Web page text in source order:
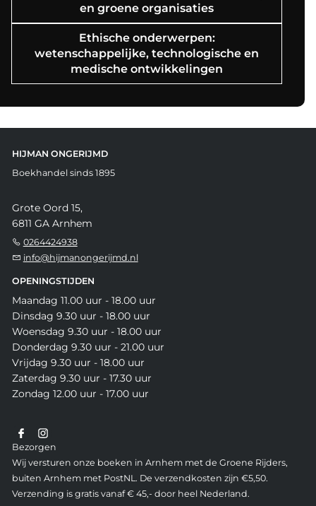
en groene organisaties
Ethische onderwerpen:
wetenschappelijke, technologische en
medische ontwikkelingen
HIJMAN ONGERIJMD
Boekhandel sinds 1895
Grote Oord 15,
6811 GA Arnhem
0264424938
info@hijmanongerijmd.nl
OPENINGSTIJDEN
Maandag 11.00 uur - 18.00 uur
Dinsdag 9.30 uur - 18.00 uur
Woensdag 9.30 uur - 18.00 uur
Donderdag 9.30 uur - 21.00 uur
Vrijdag 9.30 uur - 18.00 uur
Zaterdag 9.30 uur - 17.30 uur
Zondag 12.00 uur - 17.00 uur
Bezorgen
Wij versturen onze boeken in Arnhem met de Groene Rijders,
buiten Arnhem met PostNL. De verzendkosten zijn €5,50.
Verzending is gratis vanaf € 45,- door heel Nederland.